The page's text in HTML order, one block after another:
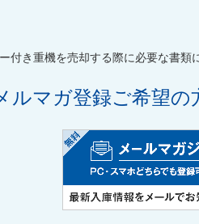
付き重機を売却する際に必要な書類
ルマガ登録ご希望の